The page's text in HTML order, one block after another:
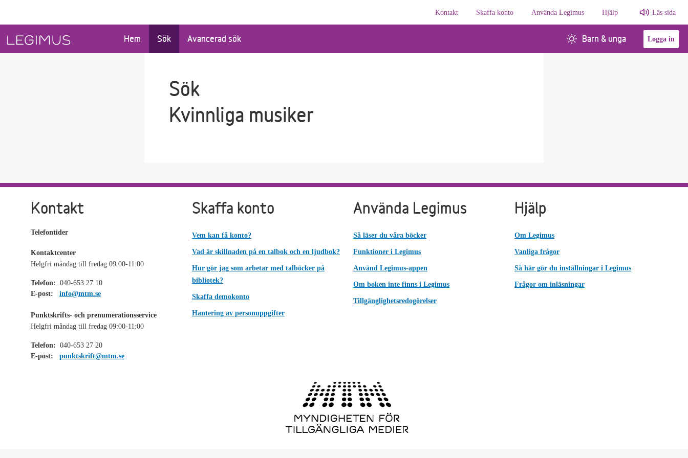
Kontakt
Skaffa konto Använda Legimus Hjälp Läs sida
Hem Sök Avancerad sök Barn & unga Logga in
Sök
Kvinnliga musiker
Kontakt
Telefontider
Kontaktcenter
Helgfri måndag till fredag 09:00-11:00
Telefon: 040-653 27 10
E-post:
info@mtm.se
Punktskrifts- och prenumerationsservice
Helgfri måndag till fredag 09:00-11:00
Telefon: 040-653 27 20
E-post:
punktskrift@mtm.se
Skaffa konto
Vem kan få konto?
Vad är skillnaden på en talbok och en ljudbok?
Hur gör jag som arbetar med talböcker på
bibliotek?
Skaffa demokonto
Hantering av personuppgifter
Använda Legimus
Så läser du våra böcker
Funktioner i Legimus
Använd Legimus-appen
Om boken inte finns i Legimus
Tillgänglighetsredogörelser
Hjälp
Om Legimus
Vanliga frågor
Så här gör du inställningar i Legimus
Frågor om inläsningar